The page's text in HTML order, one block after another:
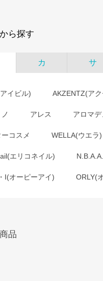
ら探す
カ サ
イビル) AKZENTZ(ア
アレス アロマデ
コスメ WELLA(ウエラ)
エリコネイル)
I(オーピーアイ) ORLY(
品